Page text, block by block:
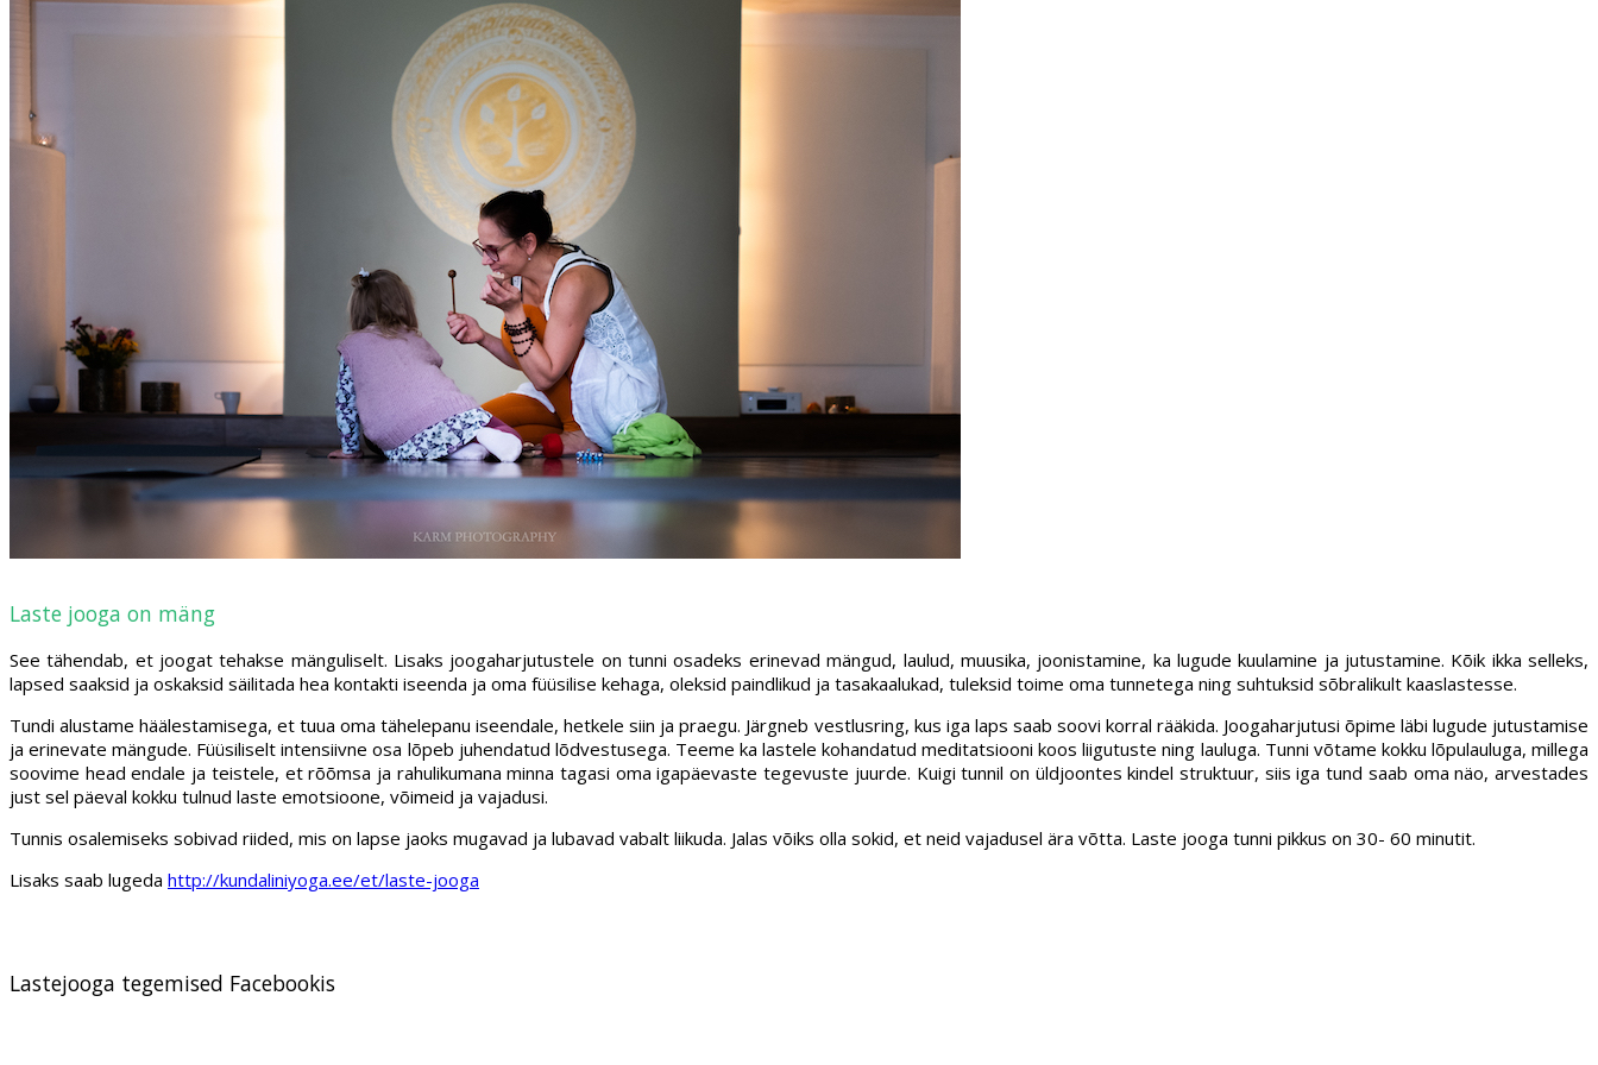
Laste jooga on mäng
See tähendab, et joogat tehakse mänguliselt. Lisaks joogaharjutustele on tunni osadeks erinevad mängud, laulud, muusika, joonistamine, ka lugude kuulamine ja jutustamine. Kõik ikka selleks,
lapsed saaksid ja oskaksid säilitada hea kontakti iseenda ja oma füüsilise kehaga, oleksid paindlikud ja tasakaalukad, tuleksid toime oma tunnetega ning suhtuksid sõbralikult kaaslastesse.
Tundi alustame häälestamisega, et tuua oma tähelepanu iseendale, hetkele siin ja praegu. Järgneb vestlusring, kus iga laps saab soovi korral rääkida. Joogaharjutusi õpime läbi lugude jutustamise
ja erinevate mängude. Füüsiliselt intensiivne osa lõpeb juhendatud lõdvestusega. Teeme ka lastele kohandatud meditatsiooni koos liigutuste ning lauluga. Tunni võtame kokku lõpulauluga, millega
soovime head endale ja teistele, et rõõmsa ja rahulikumana minna tagasi oma igapäevaste tegevuste juurde. Kuigi tunnil on üldjoontes kindel struktuur, siis iga tund saab oma näo, arvestades
just sel päeval kokku tulnud laste emotsioone, võimeid ja vajadusi.
Tunnis osalemiseks sobivad riided, mis on lapse jaoks mugavad ja lubavad vabalt liikuda. Jalas võiks olla sokid, et neid vajadusel ära võtta. Laste jooga tunni pikkus on 30- 60 minutit.
Lisaks saab lugeda http://kundaliniyoga.ee/et/laste-jooga
Lastejooga tegemised Facebookis